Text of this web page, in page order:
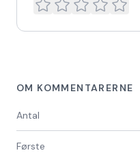
OM KOMMENTARERNE
Antal
Første